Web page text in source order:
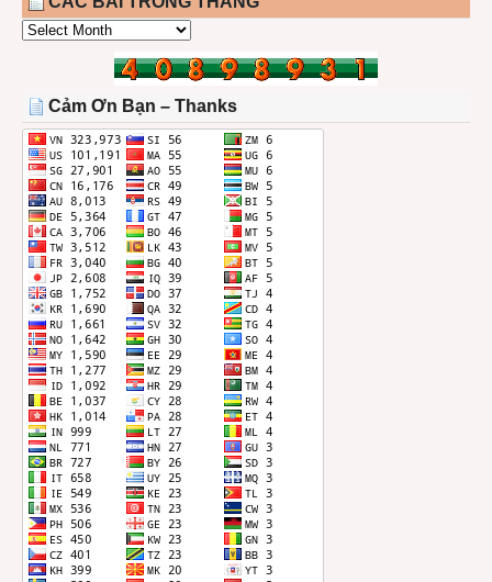
CÁC
THÁNG
Cảm Ơn Bạn – Thanks